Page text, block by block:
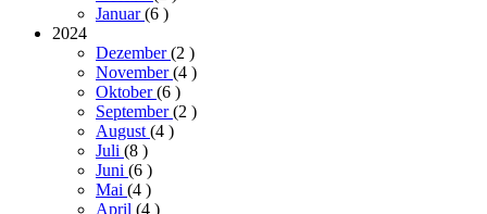
Januar(6 )
2024
Dezember(2 )
November(4 )
Oktober(6 )
September(2 )
August (4 )
Juli (8 )
Juni (6 )
Mai (4 )
April (4 )